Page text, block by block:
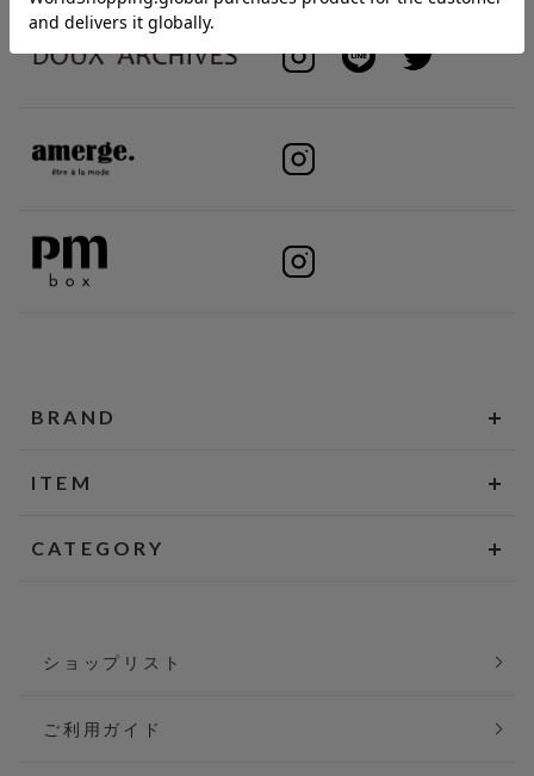
BRAND
ITEM
CATEGORY
ショップリスト
ご利用ガイド